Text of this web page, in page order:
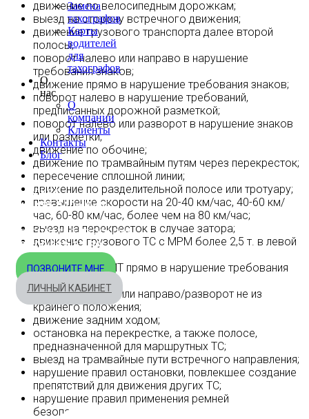
Замена
тахографов
Карты
водителей
для
тахографов
О
нас
О
компании
Клиенты
Контакты
Блог
МОСКВА
+7 495 540-40-84
БЕСПЛАТНО ПО РОССИИ
8 800 333-32-89
ПОЗВОНИТЕ МНЕ
ЛИЧНЫЙ КАБИНЕТ
движение по велосипедным дорожкам;
выезд на сторону встречного движения;
движение грузового транспорта далее второй
полосы;
поворот налево или направо в нарушение
требования знаков;
движение прямо в нарушение требования знаков;
поворот налево в нарушение требований,
предписанных дорожной разметкой;
поворот налево или разворот в нарушение знаков
или разметки;
движение по обочине;
движение по трамвайным путям через перекресток;
пересечение сплошной линии;
движение по разделительной полосе или тротуару;
превышение скорости на 20-40 км/час, 40-60 км/
час, 60-80 км/час, более чем на 80 км/час;
выезд на перекресток в случае затора;
движение грузового ТС с МРМ более 2,5 т. в левой
полосе;
движение по ПМТ прямо в нарушение требования
знаков;
поворот налево или направо/разворот не из
крайнего положения;
движение задним ходом;
остановка на перекрестке, а также полосе,
предназначенной для маршрутных ТС;
выезд на трамвайные пути встречного направления;
нарушение правил остановки, повлекшее создание
препятствий для движения других ТС;
нарушение правил применения ремней
безопасности или мотошлемов.